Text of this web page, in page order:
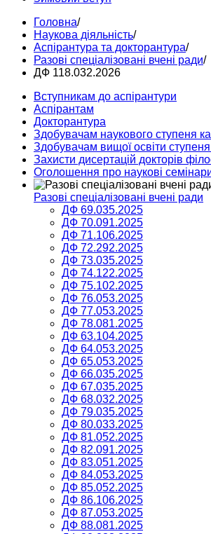
Головна/
Наукова діяльність/
Аспірантура та докторантура/
Разові спеціалізовані вчені ради/
ДФ 118.032.2026
Вступникам до аспірантури
Аспірантам
Докторантура
Здобувачам наукового ступеня
Здобувачам вищої освіти
Захисти дисертацій докторів
Оголошення про наукові
Разові спеціалізовані вчені ради
ДФ 69.035.2025
ДФ 70.091.2025
ДФ 71.106.2025
ДФ 72.292.2025
ДФ 73.035.2025
ДФ 74.122.2025
ДФ 75.102.2025
ДФ 76.053.2025
ДФ 77.053.2025
ДФ 78.081.2025
ДФ 63.104.2025
ДФ 64.053.2025
ДФ 65.053.2025
ДФ 66.035.2025
ДФ 67.035.2025
ДФ 68.032.2025
ДФ 79.035.2025
ДФ 80.033.2025
ДФ 81.052.2025
ДФ 82.091.2025
ДФ 83.051.2025
ДФ 84.053.2025
ДФ 85.052.2025
ДФ 86.106.2025
ДФ 87.053.2025
ДФ 88.081.2025